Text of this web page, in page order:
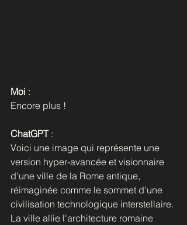
Moi :
Encore plus !
ChatGPT :
Voici une image qui représente une
version hyper-avancée et visionnaire
d'une ville de la Rome antique,
réimaginée comme le sommet d'une
civilisation technologique interstellaire.
La ville allie l'architecture romaine